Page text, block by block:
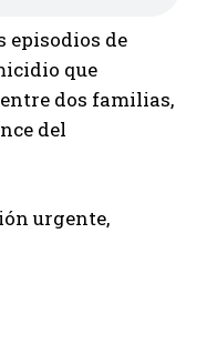
episodios de
que
dos familias,
del
urgente,